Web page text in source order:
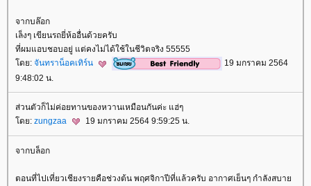
จากบล๊อก
เล็งๆ เขียนรถยี่ห้ออื่นด้วยครับ
ที่ผมแอบชอบอยู่ แต่คงไม่ได้ใช้ในชีวิตจริง 55555
ดย: จันทราน็อคเทิร์น
19 มกราคม 2564
9:48:02 น.
ส่วนตัวก็ไม่ค่อยทานของหวานเหมือนกันค่ะ แฮ่ๆ
ดย: zungzaa 19 มกราคม 2564 9:59:25 น.
จากบล็อก
ตอนที่ไปเที่ยวเชียงรายคือช่วงต้น พฤศจิกาปีที่แล้วครับ อากาศเย็นๆ กำลังสบา